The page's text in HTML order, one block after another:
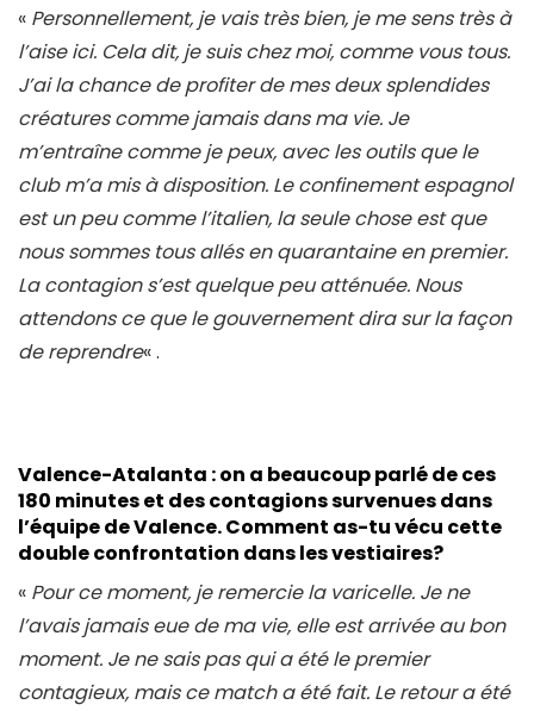
« Personnellement, je vais très bien, je me sens très à
l’aise ici. Cela dit, je suis chez moi, comme vous tous.
J’ai la chance de profiter de mes deux splendides
créatures comme jamais dans ma vie. Je
m’entraîne comme je peux, avec les outils que le
club m’a mis à disposition. Le confinement espagnol
est un peu comme l’italien, la seule chose est que
nous sommes tous allés en quarantaine en premier.
La contagion s’est quelque peu atténuée. Nous
attendons ce que le gouvernement dira sur la façon
de reprendre« .
Valence-Atalanta : on a beaucoup parlé de ces
180 minutes et des contagions survenues dans
l’équipe de Valence. Comment as-tu vécu cette
double confrontation dans les vestiaires?
« Pour ce moment, je remercie la varicelle. Je ne
l’avais jamais eue de ma vie, elle est arrivée au bon
moment. Je ne sais pas qui a été le premier
contagieux, mais ce match a été fait. Le retour a été